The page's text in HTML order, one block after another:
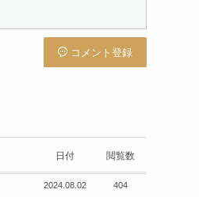
コメント登録
日付 閲覧数
2024.08.02 404